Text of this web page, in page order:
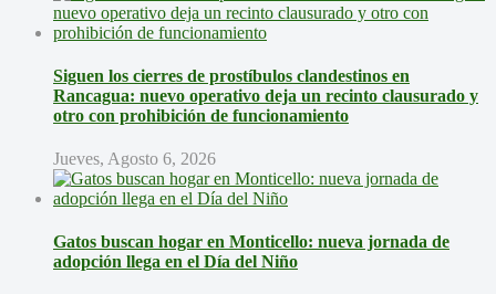
Siguen los cierres de prostíbulos clandestinos en
Rancagua: nuevo operativo deja un recinto clausurado y
otro con prohibición de funcionamiento
Jueves, Agosto 6, 2026
Gatos buscan hogar en Monticello: nueva jornada de
adopción llega en el Día del Niño